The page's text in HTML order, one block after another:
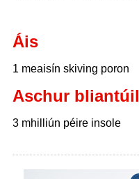
Áis
1 meaisín skiving poron
Aschur bliantúil
3 mhilliún péire insole